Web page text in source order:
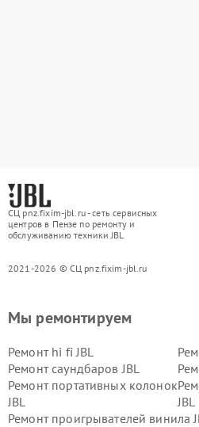
СЦ pnz.fixim-jbl.ru - сеть сервисных
центров в Пензе по ремонту и
обслуживанию техники JBL
2021-2026 © СЦ pnz.fixim-jbl.ru
Мы ремонтируем
Ремонт hi fi JBL
Ремонт саундбаров JBL
Ремонт портативных колонок
JBL
JBL
Ремонт проигрывателей винила